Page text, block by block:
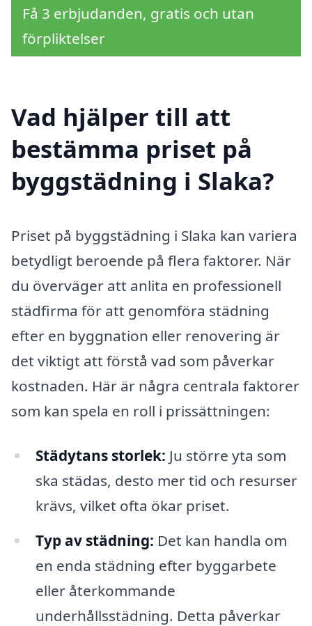
Få 3 erbjudanden, gratis och utan
förpliktelser
Vad hjälper till att
bestämma priset på
byggstädning i Slaka?
Priset på byggstädning i Slaka kan variera
betydligt beroende på flera faktorer. När
du överväger att anlita en professionell
städfirma för att genomföra städning
efter en byggnation eller renovering är
det viktigt att förstå vad som påverkar
kostnaden. Här är några centrala faktorer
som kan spela en roll i prissättningen:
Städytans storlek: Ju större yta som
ska städas, desto mer tid och resurser
krävs, vilket ofta ökar priset.
Typ av städning: Det kan handla om
en enda städning efter byggarbete
eller återkommande
underhållsstädning. Detta påverkar